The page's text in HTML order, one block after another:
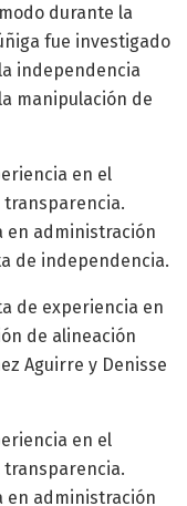
durante la
fue investigado
independencia
manipulación de
en el
la transparencia.
en administración
de independencia.
de experiencia en
de alineación
Aguirre y Denisse
en el
la transparencia.
en administración